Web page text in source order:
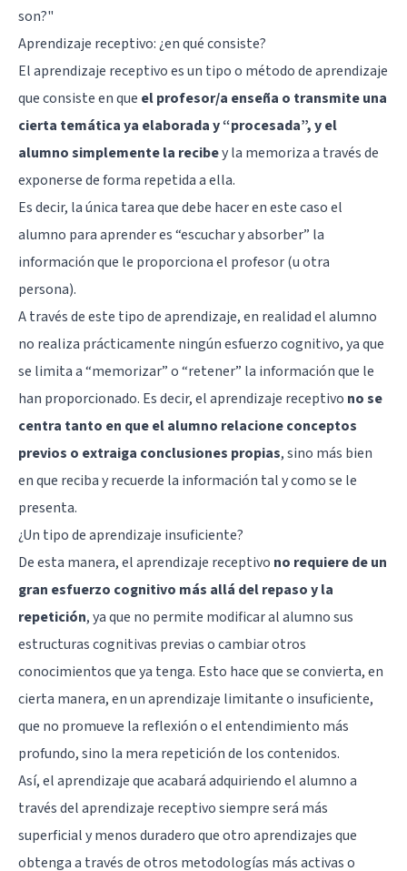
son?"
Aprendizaje receptivo: ¿en qué consiste?
El aprendizaje receptivo es un tipo o método de aprendizaje
que consiste en que el profesor/a enseña o transmite una
cierta temática ya elaborada y “procesada”, y el
alumno simplemente la recibey la memoriza a través de
exponerse de forma repetida a ella.
Es decir, la única tarea que debe hacer en este caso el
alumno para aprender es “escuchar y absorber” la
información que le proporciona el profesor (u otra
persona).
A través de este tipo de aprendizaje, en realidad el alumno
no realiza prácticamente ningún esfuerzo cognitivo, ya que
se limita a “memorizar” o “retener” la información que le
han proporcionado. Es decir, el aprendizaje receptivo no se
centra tanto en que el alumno relacione conceptos
previos o extraiga conclusiones propias, sino más bien
en que reciba y recuerde la información tal y como se le
presenta.
¿Un tipo de aprendizaje insuficiente?
De esta manera, el aprendizaje receptivo no requiere de un
gran esfuerzo cognitivo más allá del repaso y la
repetición, ya que no permite modificar al alumno sus
estructuras cognitivas previas o cambiar otros
conocimientos que ya tenga. Esto hace que se convierta, en
cierta manera, en un aprendizaje limitante o insuficiente,
que no promueve la reflexión o el entendimiento más
profundo, sino la mera repetición de los contenidos.
Así, el aprendizaje que acabará adquiriendo el alumno a
través del aprendizaje receptivo siempre será más
superficial y menos duradero que otro aprendizajes que
obtenga a través de otros metodologías más activas o